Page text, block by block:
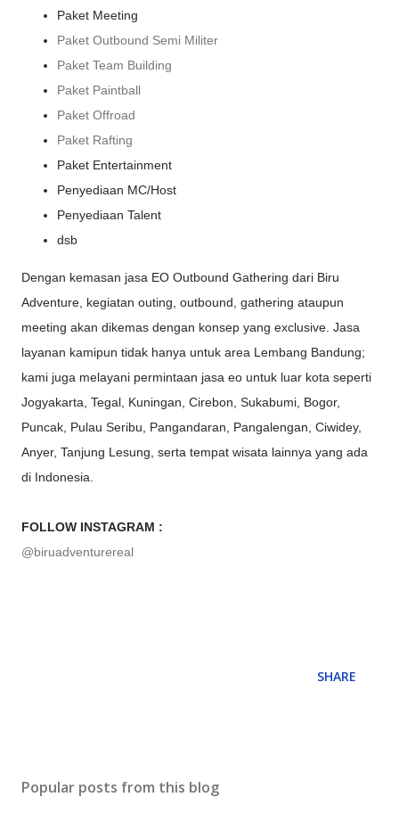
Paket Meeting
Paket Outbound Semi Militer
Paket Team Building
Paket Paintball
Paket Offroad
Paket Rafting
Paket Entertainment
Penyediaan MC/Host
Penyediaan Talent
dsb
Dengan kemasan jasa EO Outbound Gathering dari Biru
Adventure, kegiatan outing, outbound, gathering ataupun
meeting akan dikemas dengan konsep yang exclusive. Jasa
layanan kamipun tidak hanya untuk area Lembang Bandung;
kami juga melayani permintaan jasa eo untuk luar kota seperti
Jogyakarta, Tegal, Kuningan, Cirebon, Sukabumi, Bogor,
Puncak, Pulau Seribu, Pangandaran, Pangalengan, Ciwidey,
Anyer, Tanjung Lesung, serta tempat wisata lainnya yang ada
di Indonesia.
FOLLOW INSTAGRAM :
@biruadventurereal
SHARE
Popular posts from this blog